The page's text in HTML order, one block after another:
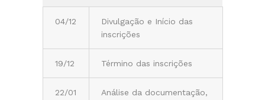
04/12
Divulgação e Início das
inscrições
19/12 Término das inscrições
22/01
Análise da documentação,